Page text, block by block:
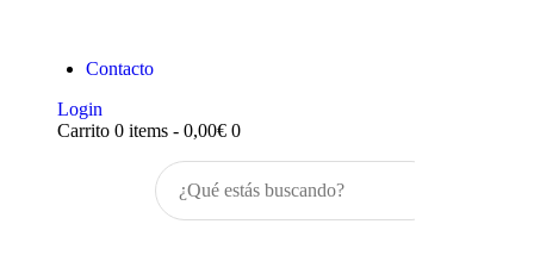
Contacto
Login
Carrito 0 items - 0,00€ 0